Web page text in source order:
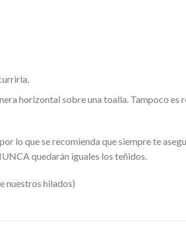
horizontal sobre una toalla. Tampoco
lo que se recomienda que siempre te
quedarán iguales los teñidos.
nuestros hilados)